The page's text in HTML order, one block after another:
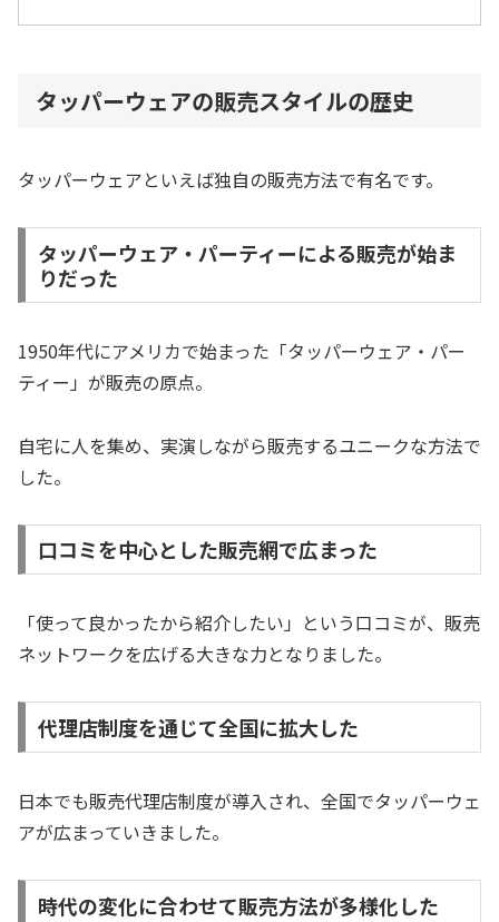
タッパーウェアの販売スタイルの歴史
タッパーウェアといえば独自の販売方法で有名です。
タッパーウェア・パーティーによる販売が始ま
りだった
1950年代にアメリカで始まった「タッパーウェア・パー
ティー」が販売の原点。
自宅に人を集め、実演しながら販売するユニークな方法で
した。
口コミを中心とした販売網で広まった
「使って良かったから紹介したい」という口コミが、販売
ネットワークを広げる大きな力となりました。
代理店制度を通じて全国に拡大した
日本でも販売代理店制度が導入され、全国でタッパーウェ
アが広まっていきました。
時代の変化に合わせて販売方法が多様化した